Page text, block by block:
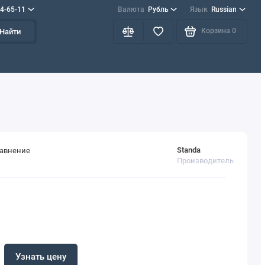
65-11 Валюта Рубль Язык Russian
Найти Корзина 0
Standa
Производитель
Узнать цену